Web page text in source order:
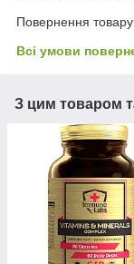
Повернення
Всі умови
З цим товаром